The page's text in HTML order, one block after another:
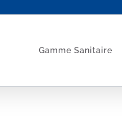
Gamme Sanitaire